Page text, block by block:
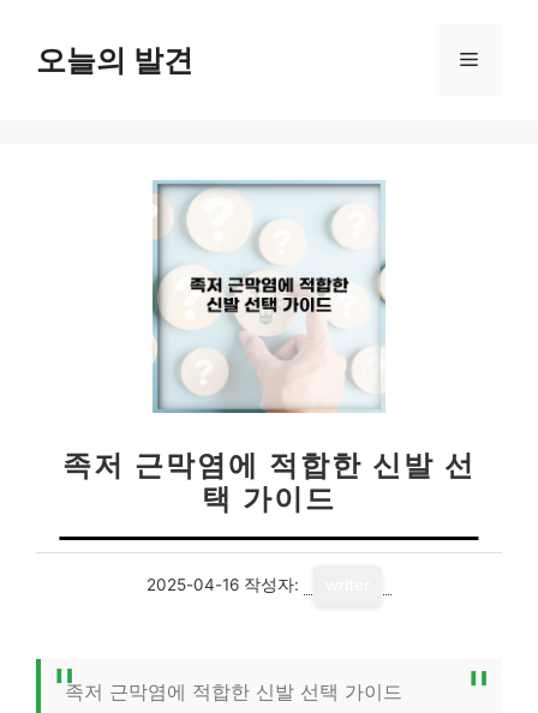
오늘의 발견 메
족저 근막염에 적합한 신발 선
택 가이드
2025-04-16 작성자:
족저 근막염에 적합한 신발 선택 가이드